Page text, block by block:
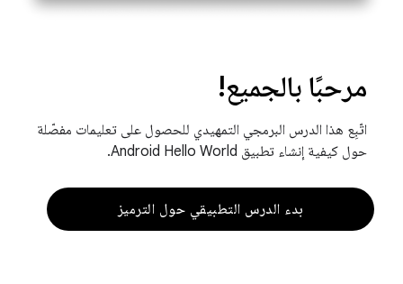
مرحبًا بالجميع!
اتّبِع هذا الدرس البرمجي التمهيدي للحصول على تعليمات مفصّلة
حول كيفية إنشاء تطبيق Android Hello World.
بدء الدرس التطبيقي حول الترميز